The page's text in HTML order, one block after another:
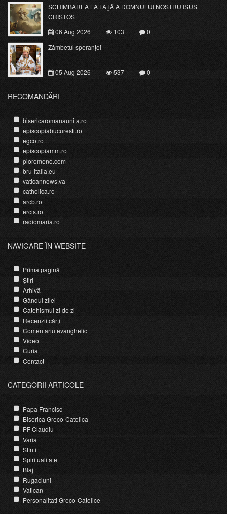
SCHIMBAREA LA FAŢĂ A DOMNULUI NOSTRU ISUS
CRISTOS
06 Aug 2026
103
0
Zâmbetul speranței
05 Aug 2026 537 0
RECOMANDĂRI
bisericaromanaunita.ro
episcopiabucuresti.ro
egco.ro
episcopiamm.ro
pioromeno.com
bru-italia.eu
vaticannews.va
catholica.ro
arcb.ro
ercis.ro
radiomaria.ro
NAVIGARE ÎN WEBSITE
Prima pagină
Știri
Arhivă
Gândul zilei
Catehismul zi de zi
Recenzii cărți
Comentariu evanghelic
Video
Curia
Contact
CATEGORII ARTICOLE
Papa Francisc
Biserica Greco-Catolica
PF Claudiu
Varia
Sfinti
Spiritualitate
Blaj
Rugaciuni
Vatican
Personalitati Greco-Catolice